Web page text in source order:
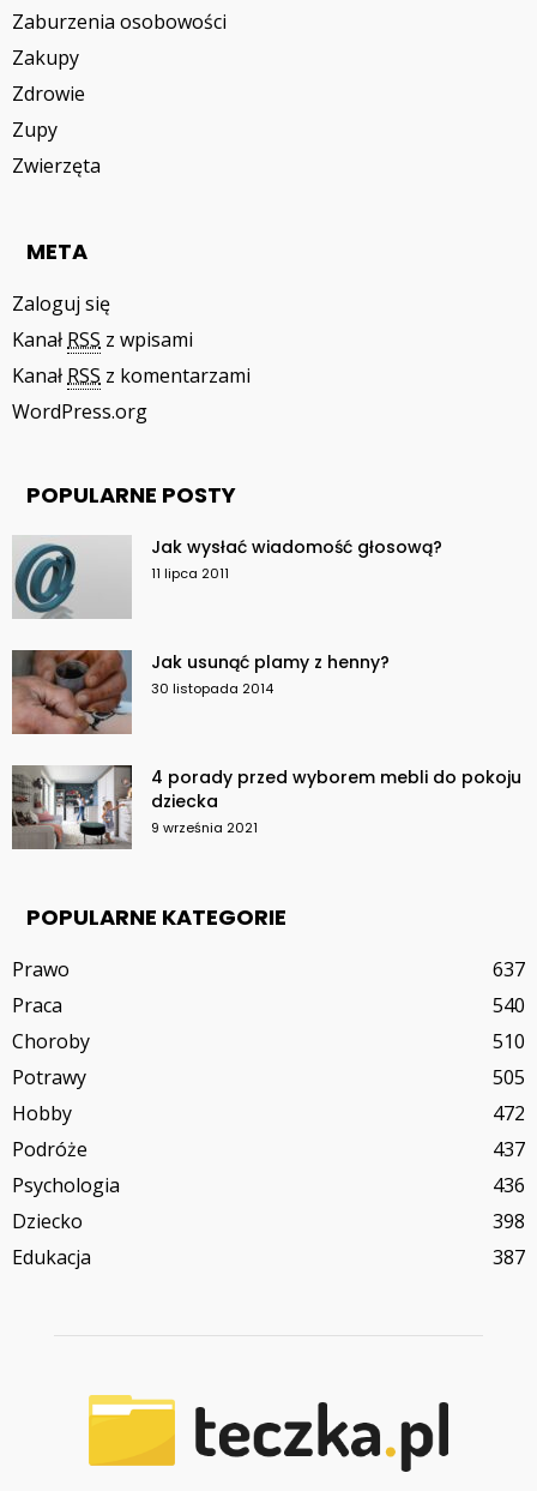
Zaburzenia osobowości
Zakupy
Zdrowie
Zupy
Zwierzęta
META
Zaloguj się
Kanał RSS z wpisami
Kanał RSS z komentarzami
WordPress.org
POPULARNE POSTY
Jak wysłać wiadomość głosową?
11 lipca 2011
Jak usunąć plamy z henny?
30 listopada 2014
4 porady przed wyborem mebli do pokoju
dziecka
9 września 2021
POPULARNE KATEGORIE
Prawo
637
Praca
540
Choroby
510
Potrawy
505
Hobby
472
Podróże
437
Psychologia
436
Dziecko
398
Edukacja
387